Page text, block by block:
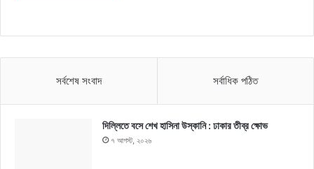
সর্বশেষ সংবাদ সর্বাধিক পঠিত
দিল্লিতে বসে শেখ হাসিনা উস্কানি : ঢাকার তীব্র ক্ষোভ
৭ আগস্ট, ২০২৬